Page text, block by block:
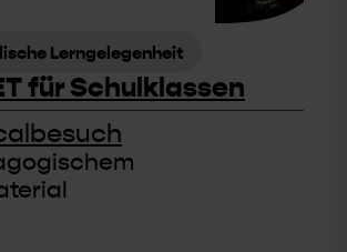
Lerngelegenheit
für Schulklassen